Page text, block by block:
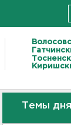
Темы дня